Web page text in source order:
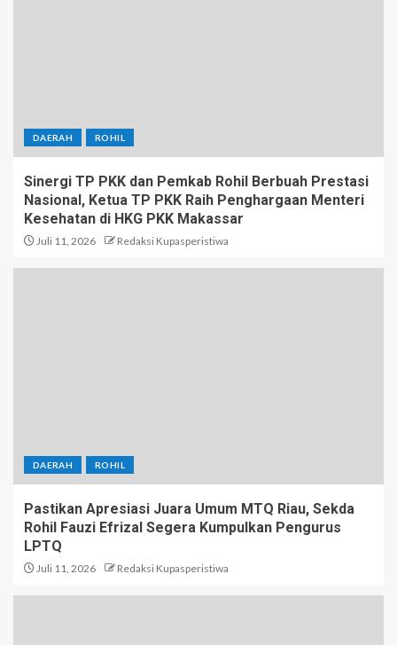
DAERAH ROHIL
Sinergi TP PKK dan Pemkab Rohil Berbuah Prestasi
Nasional, Ketua TP PKK Raih Penghargaan Menteri
Kesehatan di HKG PKK Makassar
Juli 11, 2026 Redaksi Kupasperistiwa
DAERAH ROHIL
Pastikan Apresiasi Juara Umum MTQ Riau, Sekda
Rohil Fauzi Efrizal Segera Kumpulkan Pengurus
LPTQ
Juli 11, 2026 Redaksi Kupasperistiwa